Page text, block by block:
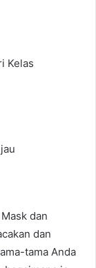
Kelas
dan
dan
tama Anda